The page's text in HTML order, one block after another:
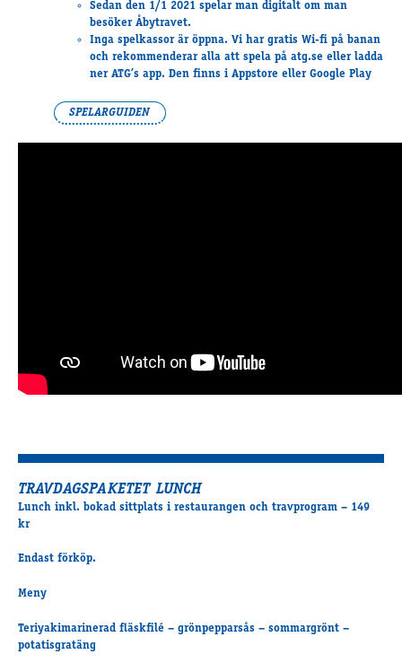
Kursutbud och Aktiviteter
Ungdoms­stipendium
Ledningsgrupp
Kontakt
Sedan den 1/1 2021 spelar man digitalt om man
besöker Åbytravet.
Inga spelkassorär öppna. Vi har gratis Wi-fi på banan
och rekommenderar alla att spela på atg.se eller ladda
ner ATG’s app. Den finns i Appstore eller Google Play
SPELARGUIDEN
TRAVDAGSPAKETET LUNCH
Lunch inkl. bokad sittplats i restaurangen och travprogram – 149
kr
Endast förköp.
Meny
Teriyakimarinerad fläskfilé – grönpepparsås – sommargrönt –
potatisgratäng